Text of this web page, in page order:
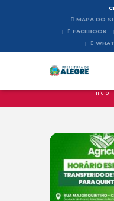
MAPA DO
FACEBOOK
Início